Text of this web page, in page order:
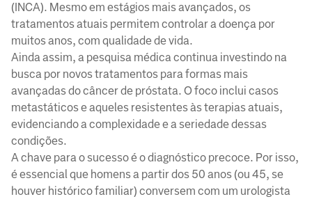
(INCA). Mesmo em estágios mais avançados, os
tratamentos atuais permitem controlar a doença por
muitos anos, com qualidade de vida.
Ainda assim, a pesquisa médica continua investindo na
busca por novos tratamentos para formas mais
avançadas do câncer de próstata. O foco inclui casos
metastáticos e aqueles resistentes às terapias atuais,
evidenciando a complexidade e a seriedade dessas
condições.
A chave para o sucesso é o diagnóstico precoce. Por isso,
é essencial que homens a partir dos 50 anos (ou 45, se
houver histórico familiar) conversem com um urologista